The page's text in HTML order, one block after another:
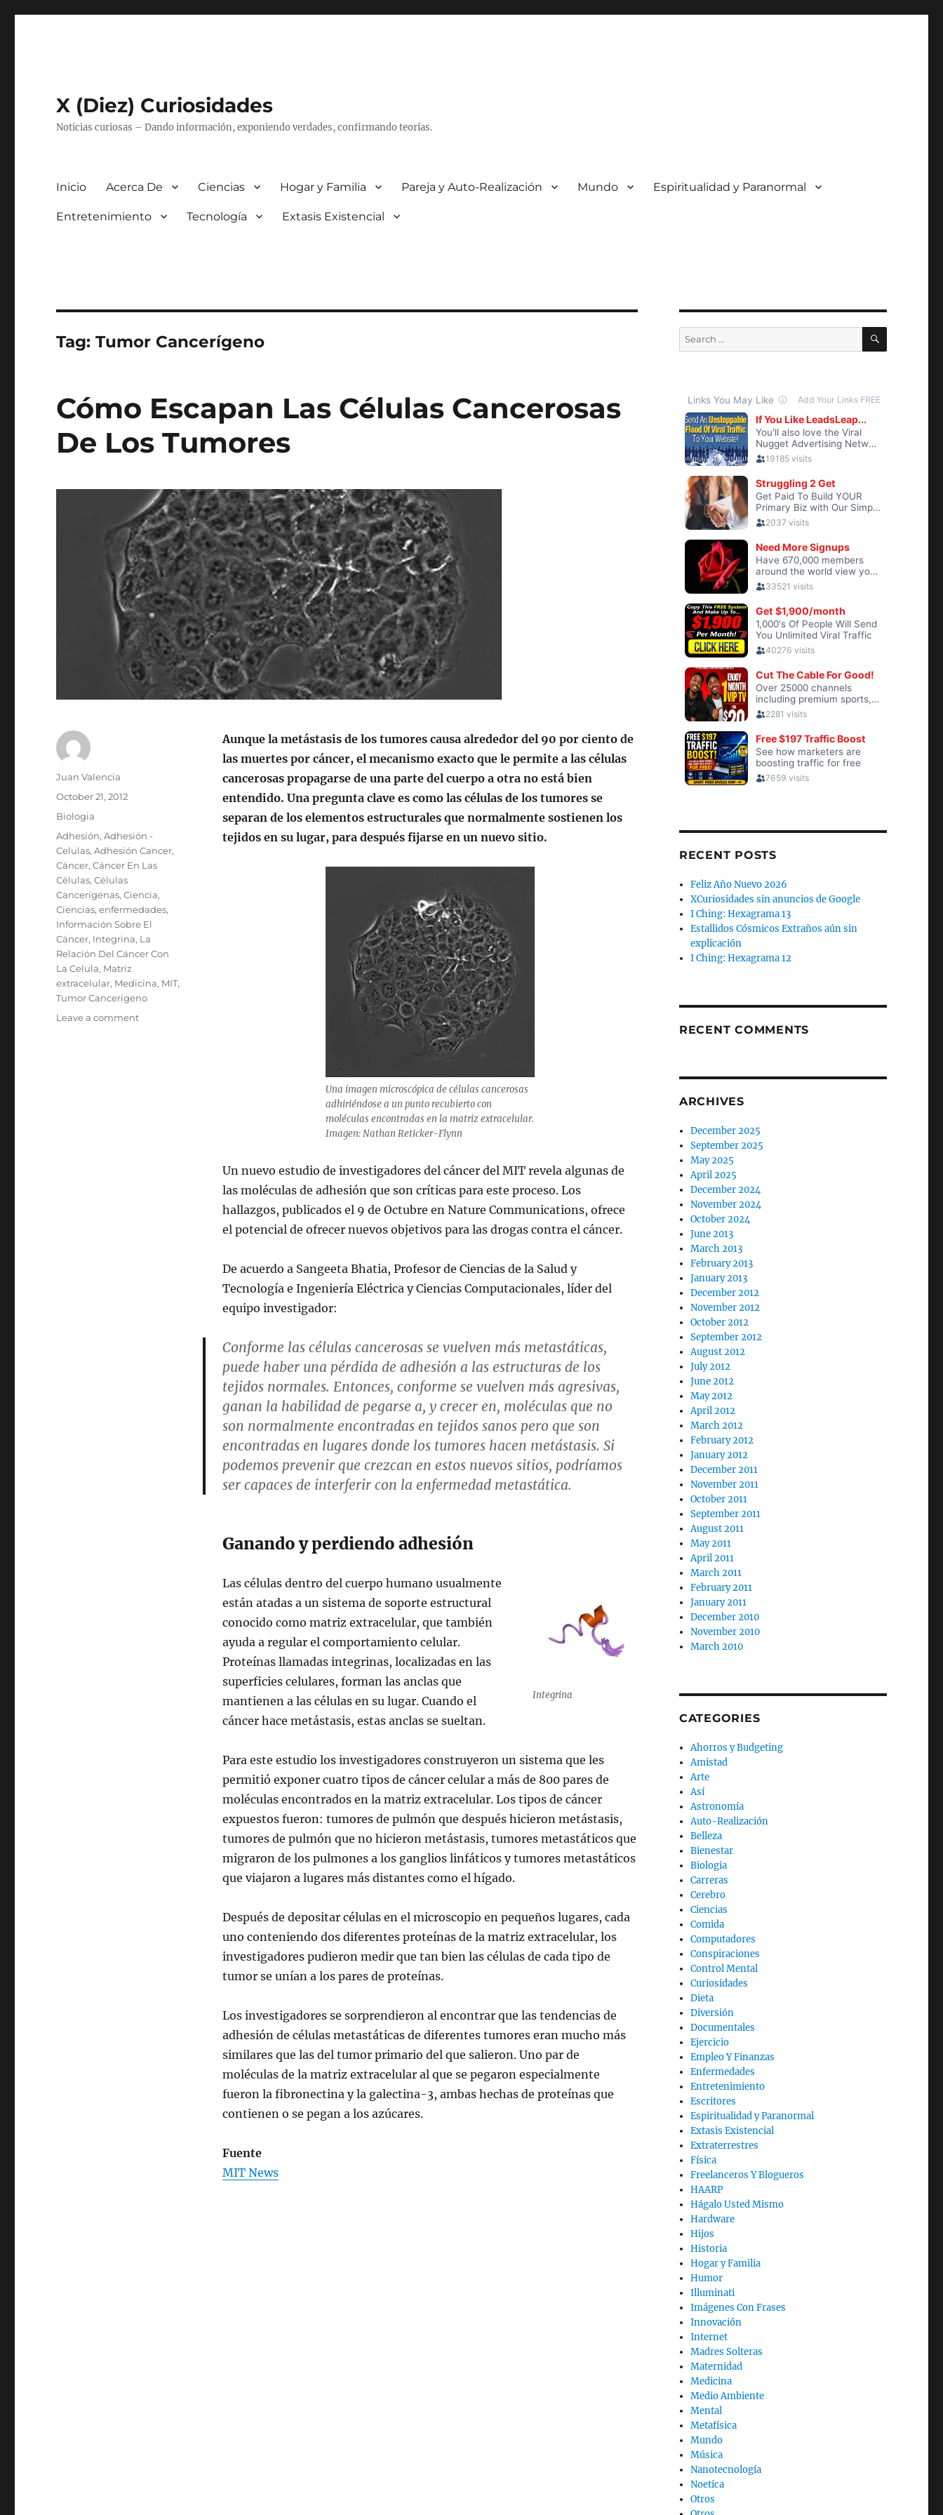
X (Diez) Curiosidades
Noticias curiosas – Dando información, exponiendo verdades, confirmando teorías.
Inicio Acerca De Ciencias Hogar y Familia Pareja y Auto-Realización Mundo Espiritualidad y Paranormal
Entretenimiento Tecnología Extasis Existencial
Tag:Tumor Cancerígeno
Cómo Escapan Las Células Cancerosas
De Los Tumores
Aunque la metástasis de los tumores causa alrededor del 90 por ciento de
las muertes por cáncer, el mecanismo exacto que le permite a las células
cancerosas propagarse de una parte del cuerpo a otra no está bien
entendido. Una pregunta clave es como las células de los tumores se
separan de los elementos estructurales que normalmente sostienen los
tejidos en su lugar, para después fijarse en un nuevo sitio.
Una imagen microscópica de células cancerosas
adhiriéndose a un punto recubierto con
moléculas encontradas en la matriz extracelular.
Imagen: Nathan Reticker-Flynn
Un nuevo estudio de investigadores del cáncer del MIT revela algunas de
las moléculas de adhesión que son críticas para este proceso. Los
hallazgos, publicados el 9 de Octubre en Nature Communications, ofrece
el potencial de ofrecer nuevos objetivos para las drogas contra el cáncer.
De acuerdo a Sangeeta Bhatia, Profesor de Ciencias de la Salud y
Tecnología e Ingeniería Eléctrica y Ciencias Computacionales, líder del
equipo investigador:
Conforme las células cancerosas se vuelven más metastáticas,
puede haber una pérdida de adhesión a las estructuras de los
tejidos normales. Entonces, conforme se vuelven más agresivas,
ganan la habilidad de pegarse a, y crecer en, moléculas que no
son normalmente encontradas en tejidos sanos pero que son
encontradas en lugares donde los tumores hacen metástasis. Si
podemos prevenir que crezcan en estos nuevos sitios, podríamos
ser capaces de interferir con la enfermedad metastática.
Ganando y perdiendo adhesión
Integrina
Las células dentro del cuerpo humano usualmente
están atadas a un sistema de soporte estructural
conocido como matriz extracelular, que también
ayuda a regular el comportamiento celular.
Proteínas llamadas integrinas, localizadas en las
superficies celulares, forman las anclas que
mantienen a las células en su lugar. Cuando el
cáncer hace metástasis, estas anclas se sueltan.
Para este estudio los investigadores construyeron un sistema que les
permitió exponer cuatro tipos de cáncer celular a más de 800 pares de
moléculas encontrados en la matriz extracelular. Los tipos de cáncer
expuestos fueron: tumores de pulmón que después hicieron metástasis,
tumores de pulmón que no hicieron metástasis, tumores metastáticos que
migraron de los pulmones a los ganglios linfáticos y tumores metastáticos
que viajaron a lugares más distantes como el hígado.
Después de depositar células en el microscopio en pequeños lugares, cada
uno conteniendo dos diferentes proteínas de la matriz extracelular, los
investigadores pudieron medir que tan bien las células de cada tipo de
tumor se unían a los pares de proteínas.
Los investigadores se sorprendieron al encontrar que las tendencias de
adhesión de células metastáticas de diferentes tumores eran mucho más
similares que las del tumor primario del que salieron. Uno par de
moléculas de la matriz extracelular al que se pegaron especialmente
fueron la fibronectina y la galectina-3, ambas hechas de proteínas que
contienen o se pegan a los azúcares.
Fuente
MIT News
Author
Juan Valencia
Posted
on
October 21, 2012
Categories
Biologia
Tags
Adhesión,Adhesión -
Celulas,Adhesión Cancer,
Cáncer,Cáncer En Las
Células,Células
Cancerígenas,Ciencia,
Ciencias,enfermedades,
Información Sobre El
Cáncer, Integrina, La
Relación Del Cáncer Con
La Celula, Matriz
extracelular, Medicina, MIT,
Tumor Cancerígeno
Leave a commenton
Search
for:
SEARCH
RECENT POSTS
Feliz Año Nuevo 2026
XCuriosidades sin anuncios de Google
I Ching: Hexagrama 13
Estallidos Cósmicos Extraños aún sin
explicación
I Ching: Hexagrama 12
RECENT COMMENTS
ARCHIVES
December 2025
September 2025
May 2025
April 2025
December 2024
November 2024
October 2024
June 2013
March 2013
February 2013
January 2013
December 2012
November 2012
October 2012
September 2012
August 2012
July 2012
June 2012
May 2012
April 2012
March 2012
February 2012
January 2012
December 2011
November 2011
October 2011
September 2011
August 2011
May 2011
April 2011
March 2011
February 2011
January 2011
December 2010
November 2010
March 2010
CATEGORIES
Ahorros y Budgeting
Amistad
Arte
Así
Astronomía
Auto-Realización
Belleza
Bienestar
Biologia
Carreras
Cerebro
Ciencias
Comida
Computadores
Conspiraciones
Control Mental
Curiosidades
Dieta
Diversión
Documentales
Ejercicio
Empleo Y Finanzas
Enfermedades
Entretenimiento
Escritores
Espiritualidad y Paranormal
Extasis Existencial
Extraterrestres
Física
Freelanceros Y Blogueros
HAARP
Hágalo Usted Mismo
Hardware
Hijos
Historia
Hogar y Familia
Humor
Illuminati
Imágenes Con Frases
Innovación
Internet
Madres Solteras
Maternidad
Medicina
Medio Ambiente
Mental
Metafísica
Mundo
Música
Nanotecnología
Noetica
Otros